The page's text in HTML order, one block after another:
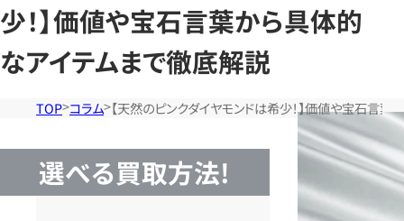
少！】価値や宝石言葉から具体的
なアイテムまで徹底解説
TOP コラム 【天然のピンクダイヤモンドは希少！】価値や宝石言
選べる買取方法!